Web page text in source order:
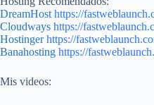
DreamHost https://
Cloudways https://
Hostinger https://
Banahosting https://
Mis videos: